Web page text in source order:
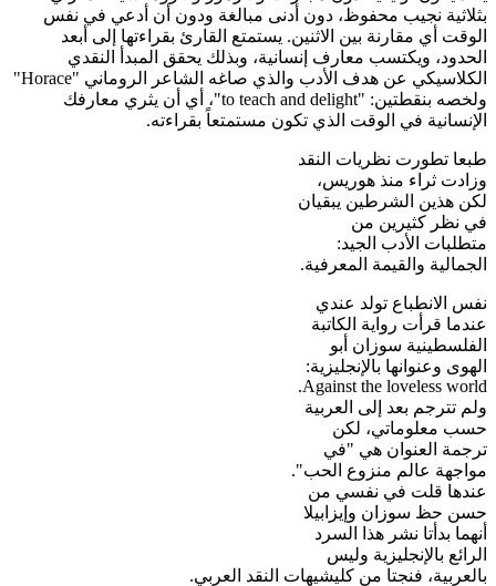
بثلاثية نجيب محفوظ، دون أدنى مبالغة ودون أن أدعي في نفس
الوقت أي مقارنة بين الاثنين. يستمتع القارئ بقراءتها إلى أبعد
الحدود، ويكتسب معارف إنسانية، وبذلك يحقق المبدأ النقدي
الكلاسيكي عن هدف الأدب والذي صاغه الشاعر الروماني "Horace"
ولخصه بنقطتين: "to teach and delight"، أي أن يثري معارفك
الإنسانية في الوقت الذي تكون مستمتعاً بقراءته.
طبعا تطورت نظريات النقد
وزادت ثراء منذ هوريس،
لكن هذين الشرطين يبقيان
في نظر كثيرين من
متطلبات الأدب الجيد:
الجمالية والقيمة المعرفية.
نفس الانطباع تولد عندي
عندما قرأت رواية الكاتبة
الفلسطينية سوزان أبو
الهوى وعنوانها بالإنجليزية:
Against the loveless world.
ولم تترجم بعد إلى العربية
حسب معلوماتي، لكن
ترجمة العنوان هي "في
مواجهة عالم منزوع الحب".
عندها قلت في نفسي من
حسن حظ سوزان وإيزابيلا
أنهما بدأتا نشر هذا السرد
الرائع بالإنجليزية وليس
بالعربية، فنجتا من كليشيهات النقد العربي.